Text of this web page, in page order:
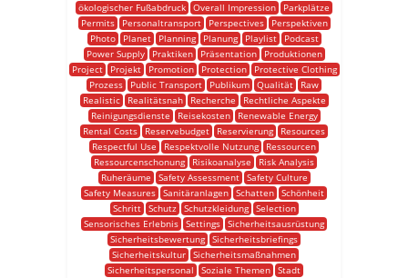
ökologischer Fußabdruck Overall Impression
Parkplätze
Permits
Personaltransport Perspectives
Perspektiven
Photo
Planet Planning Planung Playlist
Podcast
Power Supply
Praktiken Präsentation
Produktionen
Project
Projekt Promotion Protection
Protective Clothing
Prozess
Public Transport Publikum Qualität
Raw
Realistic
Realitätsnah Recherche
Rechtliche Aspekte
Reinigungsdienste
Reisekosten
Renewable Energy
Rental Costs
Reservebudget Reservierung
Resources
Respectful Use
Respektvolle Nutzung
Ressourcen
Ressourcenschonung
Risikoanalyse
Risk Analysis
Ruheräume
Safety Assessment
Safety Culture
Safety Measures Sanitäranlagen Schatten Schönheit
Schritt
Schutz Schutzkleidung
Selection
Sensorisches Erlebnis Settings Sicherheitsausrüstung
Sicherheitsbewertung Sicherheitsbriefings
Sicherheitskultur Sicherheitsmaßnahmen
Sicherheitspersonal
Soziale Themen Stadt